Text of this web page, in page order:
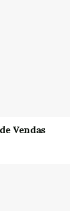
Vendas